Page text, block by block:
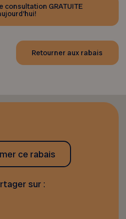
consultation GRATUITE
Retourner aux rabais
ce rabais
sur :